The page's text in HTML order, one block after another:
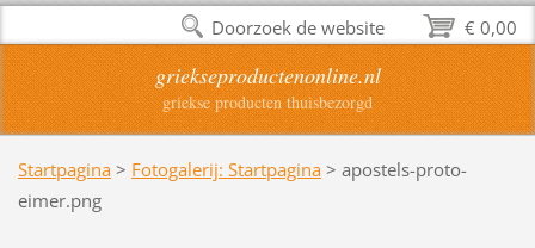
griekseproductenonline.nl
griekse producten thuisbezorgd
Startpagina > Fotogalerij: Startpagina > apostels-proto-
eimer.png
€ 0,00
Doorzoek de website